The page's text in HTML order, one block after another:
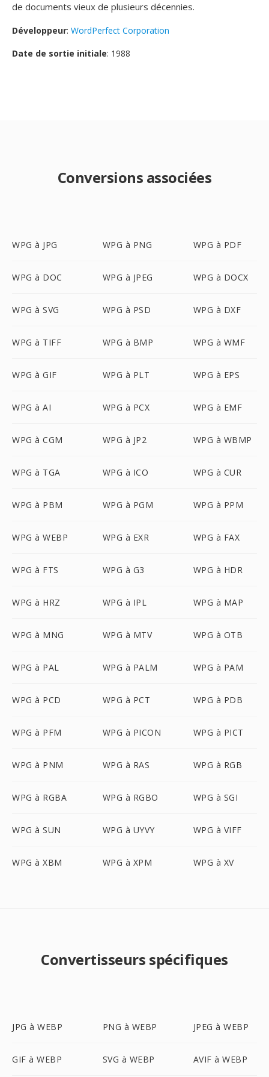
de documents vieux de plusieurs décennies.
Développeur: WordPerfect Corporation
Date de sortie initiale: 1988
Conversions associées
WPG à JPG WPG à PNG WPG à PDF
WPG à DOC WPG à JPEG WPG à DOCX
WPG à SVG WPG à PSD WPG à DXF
WPG à TIFF WPG à BMP WPG à WMF
WPG à GIF WPG à PLT WPG à EPS
WPG à AI WPG à PCX WPG à EMF
WPG à CGM WPG à JP2 WPG à WBMP
WPG à TGA WPG à ICO WPG à CUR
WPG à PBM WPG à PGM WPG à PPM
WPG à WEBP WPG à EXR WPG à FAX
WPG à FTS WPG à G3 WPG à HDR
WPG à HRZ WPG à IPL WPG à MAP
WPG à MNG WPG à MTV WPG à OTB
WPG à PAL WPG à PALM WPG à PAM
WPG à PCD WPG à PCT WPG à PDB
WPG à PFM WPG à PICON WPG à PICT
WPG à PNM WPG à RAS WPG à RGB
WPG à RGBA WPG à RGBO WPG à SGI
WPG à SUN WPG à UYVY WPG à VIFF
WPG à XBM WPG à XPM WPG à XV
Convertisseurs spécifiques
JPG à WEBP PNG à WEBP JPEG à WEBP
GIF à WEBP SVG à WEBP AVIF à WEBP